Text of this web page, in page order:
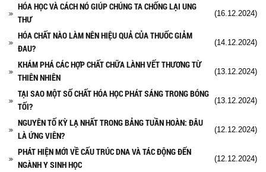
HÓA HỌC VÀ CÁCH NÓ GIÚP CHÚNG TA CHỐNG LẠI UNG
THƯ
(16.12.2024)
HÓA CHẤT NÀO LÀM NÊN HIỆU QUẢ CỦA THUỐC GIẢM
ĐAU?
(14.12.2024)
KHÁM PHÁ CÁC HỢP CHẤT CHỮA LÀNH VẾT THƯƠNG TỪ
THIÊN NHIÊN
(13.12.2024)
TẠI SAO MỘT SỐ CHẤT HÓA HỌC PHÁT SÁNG TRONG BÓNG
TỐI?
(13.12.2024)
NGUYÊN TỐ KỲ LẠ NHẤT TRONG BẢNG TUẦN HOÀN: ĐÂU
LÀ ỨNG VIÊN?
(12.12.2024)
PHÁT HIỆN MỚI VỀ CẤU TRÚC DNA VÀ TÁC ĐỘNG ĐẾN
NGÀNH Y SINH HỌC
(12.12.2024)